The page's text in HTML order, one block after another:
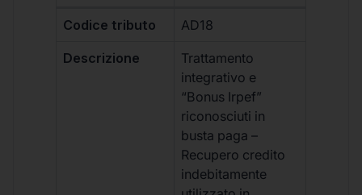
Codice tributo AD18
Descrizione
Trattamento
integrativo e
“Bonus Irpef”
riconosciuti in
busta paga –
Recupero credito
indebitamente